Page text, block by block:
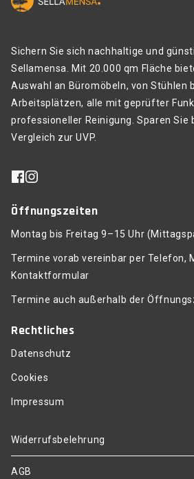
Sichern Sie sich nachhaltige und
Sellamensa. Mit 20.000 qm Fläche
Auswahl an Büromöbeln, von Stühlen
Arbeitsplätzen, alle mit geprüfter
professioneller Reinigung. Sparen Sie
Vergleich zur UVP.
Öffnungszeiten
Montag bis Freitag 9–15 Uhr
Termine vorab vereinbar per Telefon,
Kontaktformular
Termine auch außerhalb der
Rechtliches
Datenschutz
Cookies
Impressum
Widerrufsbelehrung
AGB